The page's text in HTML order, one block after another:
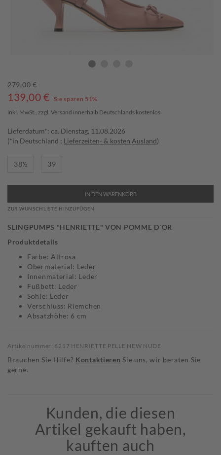
279,00 €
139,00 €
Sie sparen 51%
inkl. MwSt., zzgl. Versand innerhalb Deutschlands kostenlos
Lieferdatum*: ca. Dienstag, 11.08.2026
(*in Deutschland ; Lieferzeiten- & kosten Ausland)
38½ 39
IN DEN WARENKORB
ZUR WUNSCHLISTE HINZUFÜGEN
SLINGPUMPS "HENRIETTE" VON POMME D´OR
Produktdetails
Farbe: Altrosa
Obermaterial: Leder
Innenmaterial: Leder
Fußbett: Leder
Sohle: Leder
Verschluss: Riemchen
Absatzhöhe: 6 cm
Artikelnummer: 6217 HENRIETTE PELLE NEW NUDE
Brauchen Sie Hilfe? Kontaktieren Sie uns, wir beraten Sie
gerne.
Kunden, die diesen
Artikel gekauft haben,
kauften auch